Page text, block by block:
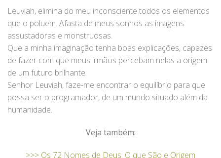
Leuviah, elimina do meu inconsciente todos os elementos
que o poluem. Afasta de meus sonhos as imagens
assustadoras e monstruosas.
Que a minha imaginação tenha boas explicações, capazes
de fazer com que meus irmãos percebam nelas a origem
de um futuro brilhante.
Senhor Leuviah, faze-me encontrar o equilíbrio para que
possa ser o programador, de um mundo situado além da
humanidade.
Veja também:
>>> Os 72 Nomes de Deus: O que São e Origem